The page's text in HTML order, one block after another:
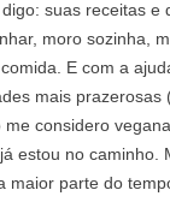
suas receitas e
moro sozinha,
E com a
mais prazerosas
me considero
estou no caminho.
maior parte do